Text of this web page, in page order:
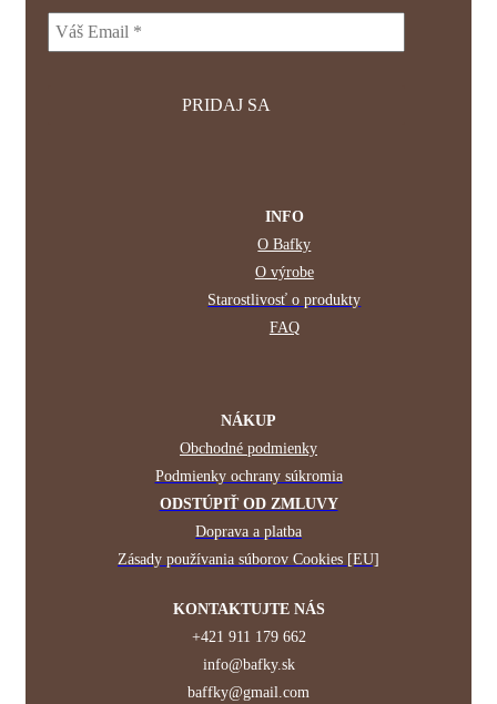
INFO
O Bafky
O výrobe
Starostlivosť o produkty
FAQ
NÁKUP
Obchodné podmienky
Podmienky ochrany súkromia
ODSTÚPIŤ OD ZMLUVY
Doprava a platba
Zásady používania súborov Cookies [EU]
KONTAKTUJTE NÁS
+421 911 179 662
info@bafky.sk
baffky@gmail.com